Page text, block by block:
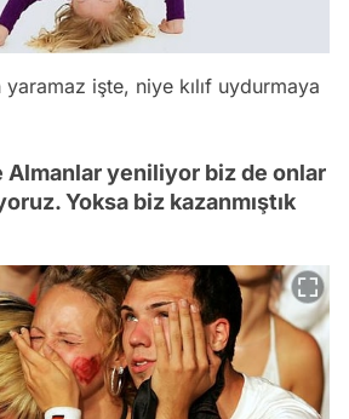
yaramaz işte, niye kılıf uydurmaya
Almanlar yeniliyor biz de onlar
Yoksa biz kazanmıştık